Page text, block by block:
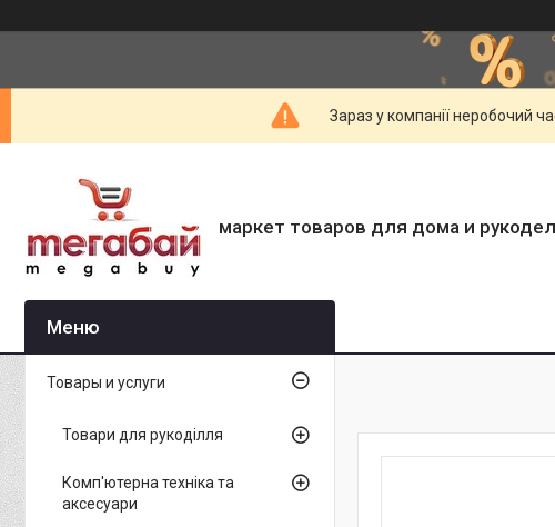
Зараз у компанії неробочий
маркет товаров для дома и
Товары и услуги
Товари для рукоділля
Комп'ютерна техніка та
аксесуари